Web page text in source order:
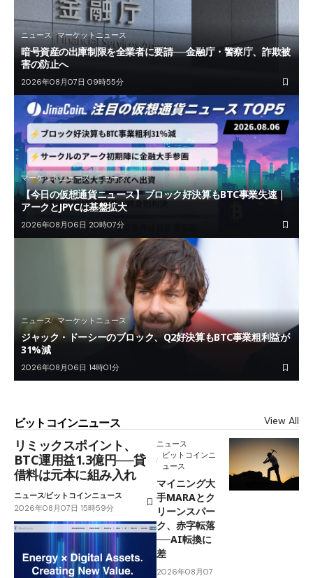
ニュース マーケットニュース
暗号資産の出庫制限を全業者に要請──金融庁・警察庁、詐欺被
害の防止へ
2026年08月07日 09時55分
マーケットニュース ニュース
【今日の仮想通貨ニュース】ブロック好決算もBTC事業失速｜
アークとJPYCは基盤拡大
2026年08月06日 20時07分
ニュース マーケットニュース
ジャック・ドーシーのブロック、Q2好決算もBTC事業粗利益が
31%減
2026年08月06日 14時01分
ビットコインニュース View All
リミックスポイント、
BTC運用益1.3億円──貸
借料は元本に組み入れ
ニュースビットコインニュース
2026年08月07日 15時59分
ニュース
ビットコインニ
ュース
マイニング大
手MARAとク
リーンスパー
ク、赤字転落
──AI転換に
差
2026年08月07